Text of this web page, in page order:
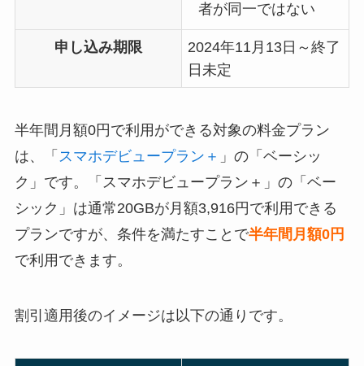
者が同一ではない
申し込み期限
2024年11月13日～終了
日未定
半年間月額0円で利用ができる対象の料金プラン
は、「 スマホデビュープラン＋ 」の「ベーシッ
ク」です。「スマホデビュープラン＋」の「ベー
シック」は通常20GBが月額3,916円で利用できる
プランですが、条件を満たすことで半年間月額0円
で利用できます。
割引適用後のイメージは以下の通りです。